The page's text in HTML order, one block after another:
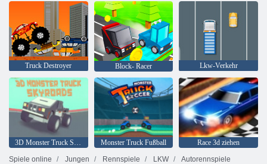
Truck Destroyer Block- Racer Lkw-Verkehr
3D Monster Truck Skyroads Monster Truck Fußball
Race 3d ziehen
Spiele online
Jungen Rennspiele LKW
Autorennspiele